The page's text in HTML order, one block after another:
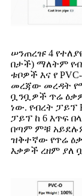
ሠንጠረዡ 4
በታች) ማለትም
ቱቦዎች እና የ
መረጃው መረዳት
ቧንቧዎች ጥሬ
ነው. የብረት ፓይፕ
ፓይፕ ከ 6 እጥፍ
በጣም ምቹ
ዝቅተኛው የጥሬ
እቃዎች ረዘም ያለ